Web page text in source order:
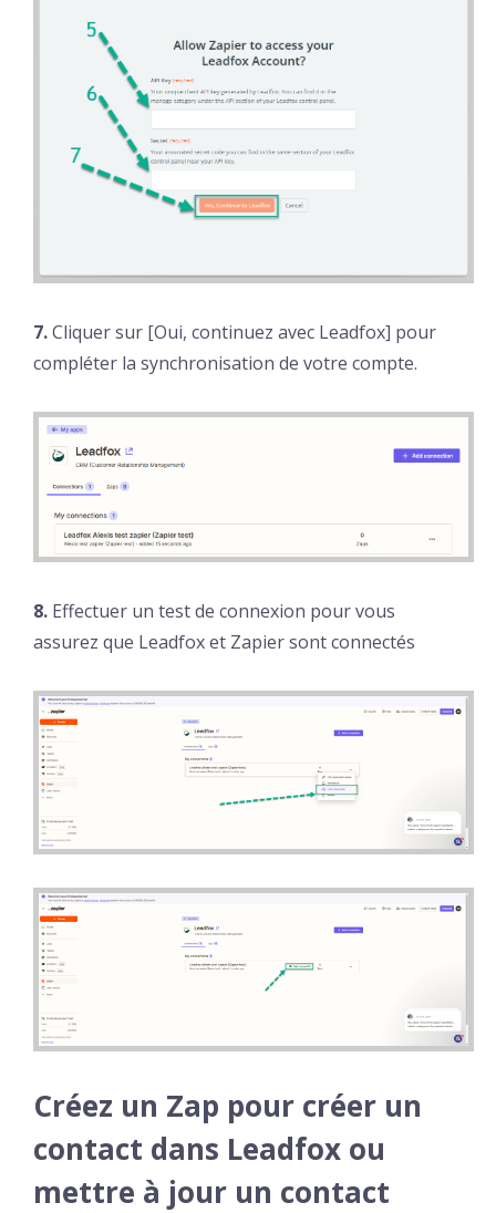
7.Cliquer sur [Oui, continuez avec Leadfox] pour
compléter la synchronisation de votre compte.
8. Effectuer un test de connexion pour vous
assurez que Leadfox et Zapier sont connectés
Créez un Zap pour créer un
contact dans Leadfox ou
mettre à jour un contact